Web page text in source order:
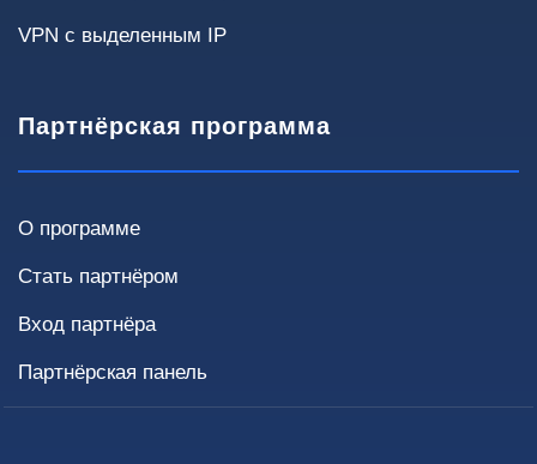
Некритично
Инфраструктура
Текущие решения и требования влияют на
Текущий VPN
VPN с выделенным IP
Партнёрская программа
О программе
Стать партнёром
Вход партнёра
Партнёрская панель